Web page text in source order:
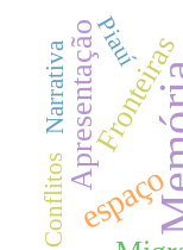
espaço
Fronteiras
Apresentação
Narrativa Piauí
Conflitos